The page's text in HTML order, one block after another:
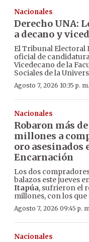
Nacionales
Derecho UNA:
a decano y
El Tribunal Electoral
oficial de
Vicedecano de la
Sociales de la
Agosto 7, 2026 10:35 p. m.
Nacionales
Robaron más de
millones a
oro asesinados
Encarnación
Los dos
balazos este jueves
Itapúa, sufrieron el
millones, con los
Agosto 7, 2026 09:45 p.
Nacionales